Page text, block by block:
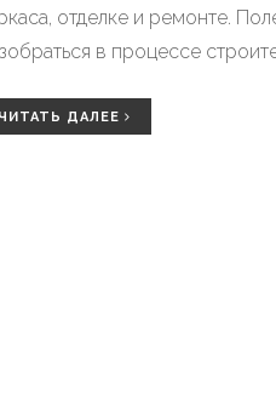
отделке и ремонте.
в процессе
ЧИТАТЬ ДАЛЕЕ